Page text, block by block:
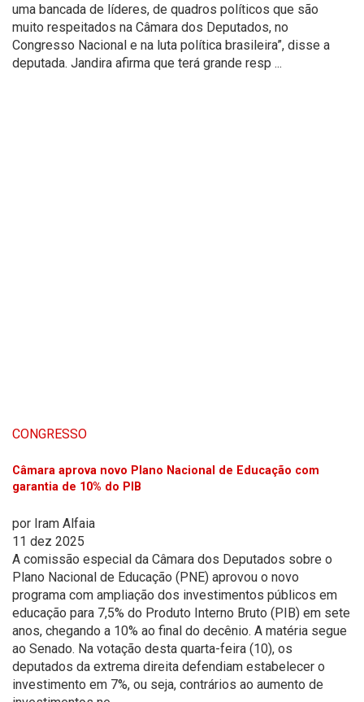
uma bancada de líderes, de quadros políticos que são
muito respeitados na Câmara dos Deputados, no
Congresso Nacional e na luta política brasileira”, disse a
deputada. Jandira afirma que terá grande resp ...
CONGRESSO
Câmara aprova novo Plano Nacional de Educação com
garantia de 10% do PIB
por Iram Alfaia
11 dez 2025
A comissão especial da Câmara dos Deputados sobre o
Plano Nacional de Educação (PNE) aprovou o novo
programa com ampliação dos investimentos públicos em
educação para 7,5% do Produto Interno Bruto (PIB) em sete
anos, chegando a 10% ao final do decênio. A matéria segue
ao Senado. Na votação desta quarta-feira (10), os
deputados da extrema direita defendiam estabelecer o
investimento em 7%, ou seja, contrários ao aumento de